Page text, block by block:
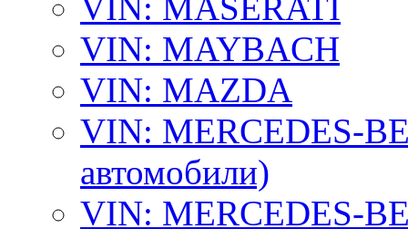
VIN: MAYBACH
VIN: MAZDA
VIN: MERCEDES-
автомобили)
VIN: MERCEDES-